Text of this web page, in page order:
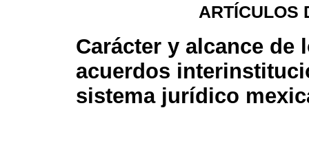
ARTÍCULOS
Carácter y alcance de
acuerdos
sistema jurídico